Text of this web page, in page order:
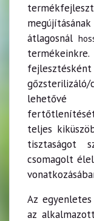
átlagosnál
lehetővé
teljes
tisztaságot
csomagolt
Az
az